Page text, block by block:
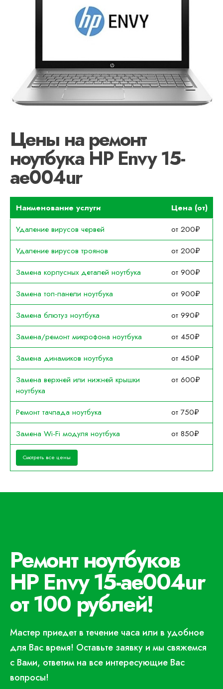
Цены на ремонт
ноутбука HP Envy 15-
ae004ur
Наименование услуги
Цена (от)
Удаление вирусов червей
от 200₽
Удаление вирусов троянов
от 200₽
Замена корпусных деталей ноутбука
от 900₽
Замена топ-панели ноутбука
от 900₽
Замена блютуз ноутбука
от 990₽
Замена/ремонт микрофона ноутбука
от 450₽
Замена динамиков ноутбука
от 450₽
Замена верхней или нижней крышки
ноутбука
от 600₽
Ремонт тачпада ноутбука
от 750₽
Замена Wi-Fi модуля ноутбука
от 850₽
Смотреть все цены
Ремонт ноутбуков
HP Envy 15-ae004ur
от 100 рублей!
Мастер приедет в течение часа или в удобное
для Вас время! Оставьте заявку и мы свяжемся
с Вами, ответим на все интересующие Вас
вопросы!